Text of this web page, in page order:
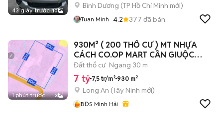
43 giây trước 10
Bình Dương (TP Hồ Chí Minh mới)
Tuan Minh 4.2 377 đã bán
1 phút trước 3
930M² ( 200 THỔ CƯ ) MT NHỰA
CÁCH CO.OP MART CẦN GIUỘC
2,5KM
Đất thổ cư Ngang 30 m
7 tỷ 7,5 tr/m² 930 m²
Long An (Tây Ninh mới)
BĐS Minh Hải